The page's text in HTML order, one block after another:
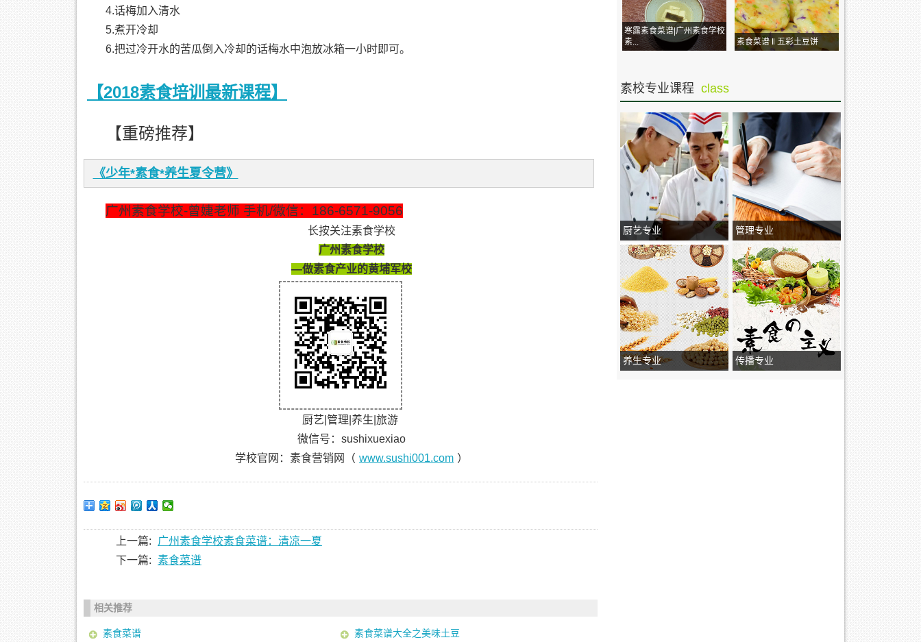
寒露素食菜谱|广州素食学校
素...
素食菜谱 ‖ 五彩土豆饼
素校专业课程 class
厨艺专业 管理专业
养生专业 传播专业
4.话梅加入清水
5.煮开冷却
6.把过冷开水的苦瓜倒入冷却的话梅水中泡放冰箱一小时即可。
【2018素食培训最新课程】
【重磅推荐】
《少年*素食*养生夏令营》
广州素食学校-曾婕老师 手机/微信：186-6571-9056
长按关注素食学校
广州素食学校
—做素食产业的黄埔军校
厨艺|管理|养生|旅游
微信号：sushixuexiao
学校官网：素食营销网（ www.sushi001.com ）
上一篇:
广州素食学校素食菜谱：清凉一夏
下一篇: 素食菜谱
相关推荐
素食菜谱
素食菜谱大全之美味土豆